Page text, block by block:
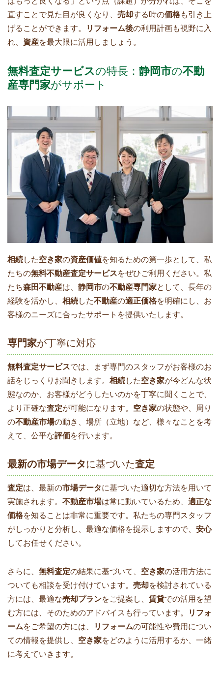
直すことで見た目が良くなり、 売却する時の価格も引き上
げることができます。
リフォーム後の利用計画も視野に入
れ、 資産を最大限に活用しましょう。
無料査定サービスの特長： 静岡市の不動
産専門家がサポート
相続した空き家の資産価値を知るための第一歩として、私
たちの無料不動産査定サービスをぜひご利用ください。私
たち森田不動産は、 静岡市の不動産専門家として、長年の
経験を活かし、 相続した不動産の適正価格を明確にし、お
客様のニーズに合ったサポートを提供いたします。
専門家が丁寧に対応
無料査定サービスでは、まず専門のスタッフがお客様のお
話をじっくりお聞きします。 相続した空き家が今どんな状
態なのか、お客様がどうしたいのかを丁寧に聞くことで、
より正確な査定が可能になります。 空き家の状態や、周り
の不動産市場の動き、場所（立地）など、様々なことを考
えて、公平な評価を行います。
最新の市場データに基づいた査定
査定は、最新の市場データに基づいた適切な方法を用いて
実施されます。 不動産市場は常に動いているため、 適正な
価格を知ることは非常に重要です。私たちの専門スタッフ
がしっかりと分析し、最適な価格を提示しますので、 安心
してお任せください。
さらに、 無料査定の結果に基づいて、 空き家の活用方法に
ついても相談を受け付けています。 売却を検討されている
方には、最適な売却プランをご提案し、 賃貸での活用を望
む方には、そのためのアドバイスも行っています。
リフォ
ームをご希望の方には、 リフォームの可能性や費用につい
ての情報を提供し、 空き家をどのように活用するか、一緒
に考えていきます。